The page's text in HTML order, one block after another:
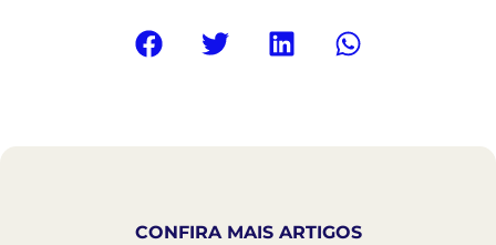
CONFIRA MAIS ARTIGOS